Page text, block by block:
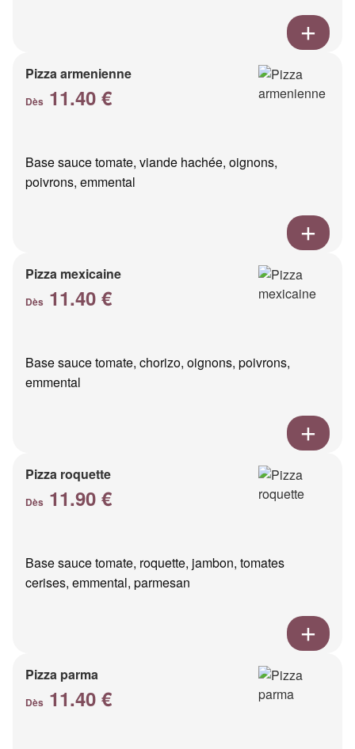
Pizza armenienne
Dès 11.40 €
Base sauce tomate, viande hachée, oignons,
poivrons, emmental
Pizza mexicaine
Dès 11.40 €
Base sauce tomate, chorizo, oignons, poivrons,
emmental
Pizza roquette
Dès 11.90 €
Base sauce tomate, roquette, jambon, tomates
cerises, emmental, parmesan
Pizza parma
Dès 11.40 €